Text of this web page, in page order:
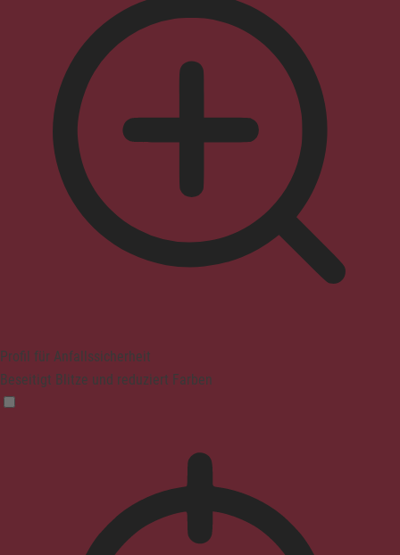
Profil für Anfallssicherheit
Beseitigt Blitze und reduziert Farben